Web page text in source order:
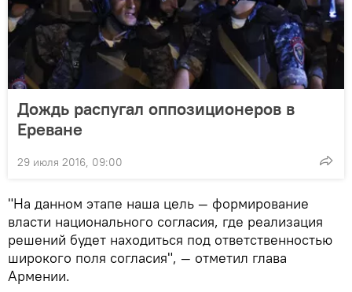
Дождь распугал оппозиционеров в
Ереване
29 июля 2016, 09:00
"На данном этапе наша цель — формирование
власти национального согласия, где реализация
решений будет находиться под ответственностью
широкого поля согласия", — отметил глава
Армении.